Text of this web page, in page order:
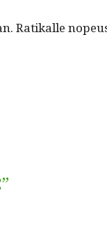
Ratikalle